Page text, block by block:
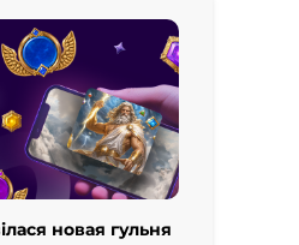
новая гульня